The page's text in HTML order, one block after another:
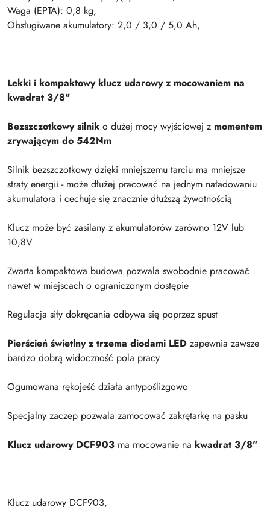
Waga (EPTA): 0,8 kg,
Obsługiwane akumulatory: 2,0 / 3,0 / 5,0 Ah,
Lekki i kompaktowy klucz udarowy z mocowaniem na
kwadrat 3/8"
Bezszczotkowy silnik o dużej mocy wyjściowej z momentem
zrywającym do 542Nm
Silnik bezszczotkowy dzięki mniejszemu tarciu ma mniejsze
straty energii - może dłużej pracować na jednym naładowaniu
akumulatora i cechuje się znacznie dłuższą żywotnością
Klucz może być zasilany z akumulatorów zarówno 12V lub
10,8V
Zwarta kompaktowa budowa pozwala swobodnie pracować
nawet w miejscach o ograniczonym dostępie
Regulacja siły dokręcania odbywa się poprzez spust
Pierścień świetlny z trzema diodami LED zapewnia zawsze
bardzo dobrą widoczność pola pracy
Ogumowana rękojeść działa antypoślizgowo
Specjalny zaczep pozwala zamocować zakrętarkę na pasku
Klucz udarowy DCF903 ma mocowanie na kwadrat 3/8"
Klucz udarowy DCF903,